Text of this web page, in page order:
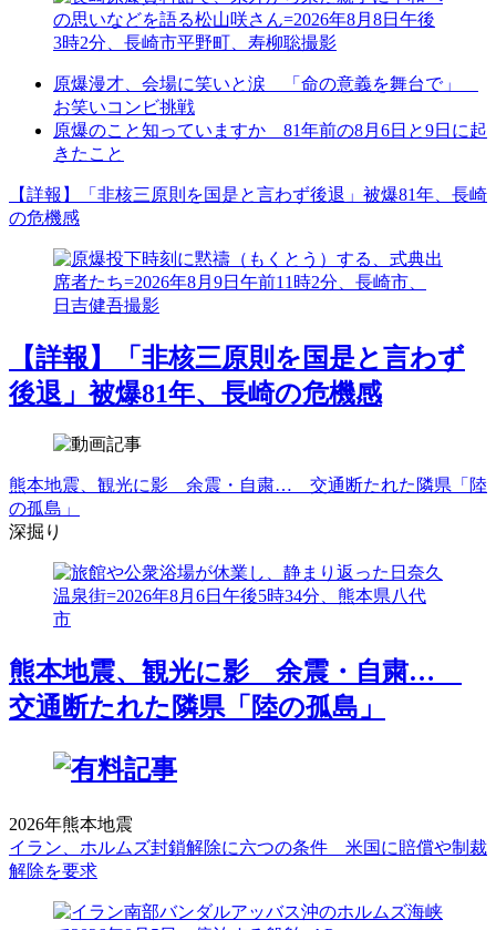
原爆漫才、会場に笑いと涙 「命の意義を舞台で」
お笑いコンビ挑戦
原爆のこと知っていますか 81年前の8月6日と9日に起
きたこと
【詳報】「非核三原則を国是と言わず後退」被爆81年、長崎
の危機感
【詳報】「非核三原則を国是と言わず
後退」被爆81年、長崎の危機感
熊本地震、観光に影 余震・自粛… 交通断たれた隣県「陸
の孤島」
深掘り
熊本地震、観光に影 余震・自粛…
交通断たれた隣県「陸の孤島」
2026年熊本地震
イラン、ホルムズ封鎖解除に六つの条件 米国に賠償や制裁
解除を要求